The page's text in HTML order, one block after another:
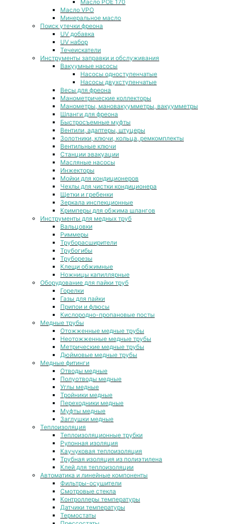
Масло POE 170
Масло VPO
Минеральное масло
Поиск утечки фреона
UV добавка
UV набор
Течеискатели
Инструменты заправки и обслуживания
Вакуумные насосы
Насосы одноступенчатые
Насосы двухступенчатые
Весы для фреона
Манометрические коллекторы
Манометры, мановакуумметры, вакуумметры
Шланги для фреона
Быстросъемные муфты
Вентили, адаптеры, штуцеры
Золотники, ключи, кольца, ремкомплекты
Вентильные ключи
Станции эвакуации
Масляные насосы
Инжекторы
Мойки для кондиционеров
Чехлы для чистки кондиционера
Щетки и гребенки
Зеркала инспекционные
Кримперы для обжима шлангов
Инструменты для медных труб
Вальцовки
Риммеры
Труборасширители
Трубогибы
Труборезы
Клещи обжимные
Ножницы капиллярные
Оборудование для пайки труб
Горелки
Газы для пайки
Припои и флюсы
Кислородно-пропановые посты
Медные трубы
Отожженные медные трубы
Неотожженные медные трубы
Метрические медные трубы
Дюймовые медные трубы
Медные фитинги
Отводы медные
Полуотводы медные
Углы медные
Тройники медные
Переходники медные
Муфты медные
Заглушки медные
Теплоизоляция
Теплоизоляционные трубки
Рулонная изоляция
Каучуковая теплоизоляция
Трубная изоляция из полиэтилена
Клей для теплоизоляции
Автоматика и линейные компоненты
Фильтры-осушители
Смотровые стекла
Контроллеры температуры
Датчики температуры
Термостаты